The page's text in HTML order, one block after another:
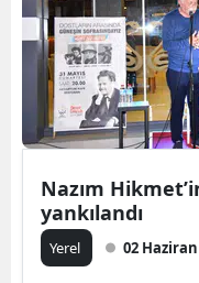
Nazım
yankılandı
Yerel 02 Haziran